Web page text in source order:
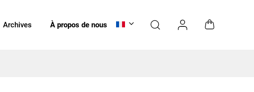
À propos de nous
Archives Bons cadeaux Entretien NOUVEAUTÉS